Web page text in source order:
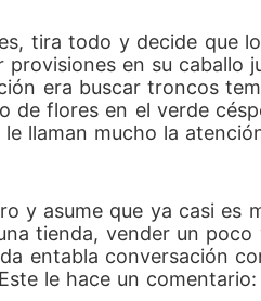
tira todo y decide que
en su caballo
era buscar troncos
de flores en el verde
llaman mucho la
y asume que ya casi es
tienda, vender un poco
entabla conversación
le hace un comentario: